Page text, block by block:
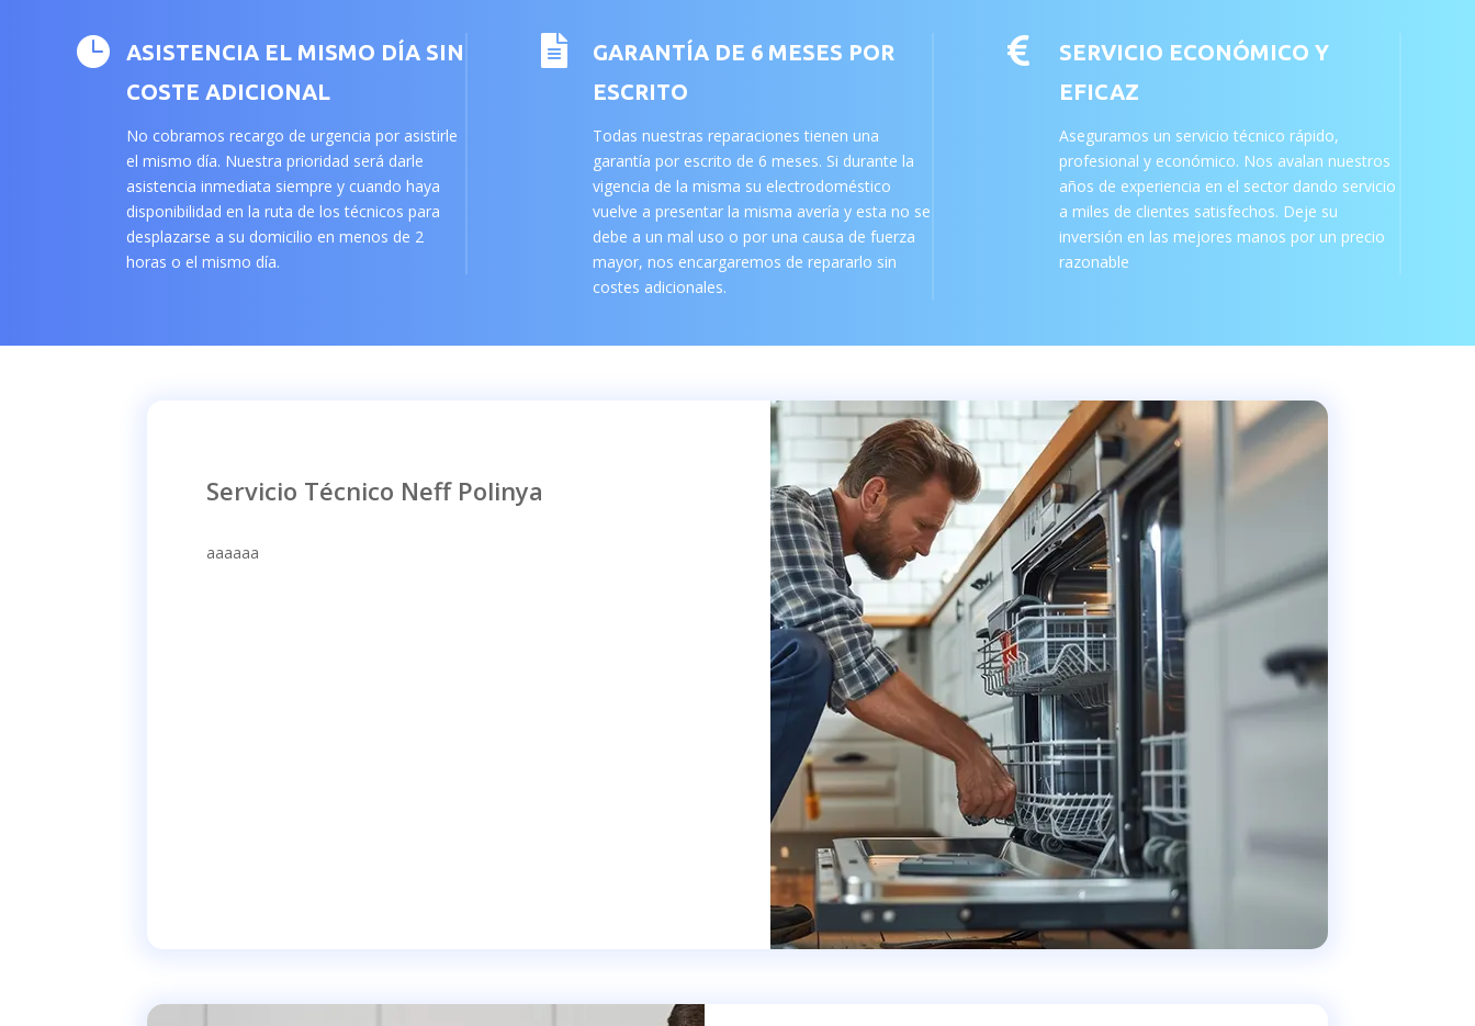

ASISTENCIA EL MISMO DÍA SIN
COSTE ADICIONAL
No cobramos recargo de urgencia por asistirle
el mismo día. Nuestra prioridad será darle
asistencia inmediata siempre y cuando haya
disponibilidad en la ruta de los técnicos para
desplazarse a su domicilio en menos de 2
horas o el mismo día.

GARANTÍA DE 6 MESES POR
ESCRITO
Todas nuestras reparaciones tienen una
garantía por escrito de 6 meses. Si durante la
vigencia de la misma su electrodoméstico
vuelve a presentar la misma avería y esta no se
debe a un mal uso o por una causa de fuerza
mayor, nos encargaremos de repararlo sin
costes adicionales.

SERVICIO ECONÓMICO Y
EFICAZ
Aseguramos un servicio técnico rápido,
profesional y económico. Nos avalan nuestros
años de experiencia en el sector dando servicio
a miles de clientes satisfechos. Deje su
inversión en las mejores manos por un precio
razonable
Servicio Técnico Neff Polinya
aaaaaa